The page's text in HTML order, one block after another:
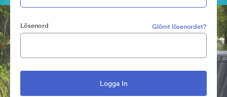
Lösenord Glömt lösenordet?